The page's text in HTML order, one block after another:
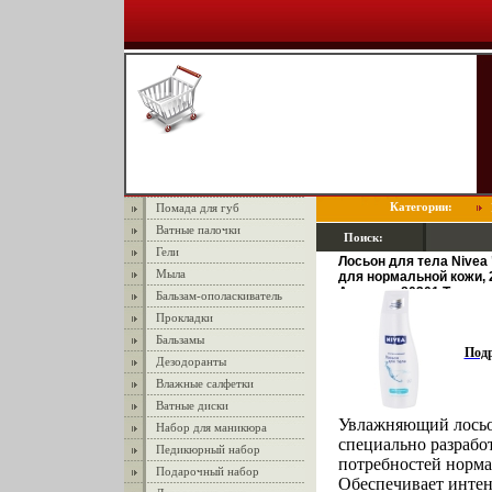
Помада для губ
Ватные палочки
Гели
Мыла
Бальзам-ополаскиватель
Прокладки
Бальзамы
Дезодоранты
Влажные салфетки
Ватные диски
Набор для маникюра
Педикюрный набор
Подарочный набор
Категории:
Поиск:
Лосьон для тела
для нормальной кожи,
Артикул: 80301 Товар
инфо 13777q.
Увлажняющий
специально
потребностей
Обеспечивает